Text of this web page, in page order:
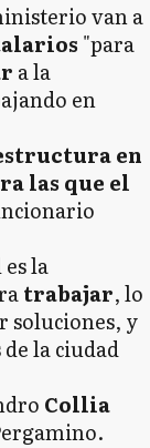
van a
"para
a la
en
en
las que el
es la
trabajar, lo
soluciones, y
la ciudad
Collia